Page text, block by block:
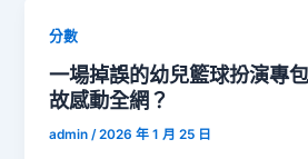
分數
一場掉誤的幼兒籃球扮演專
故感動全網？
admin /2026 年 1 月 25 日